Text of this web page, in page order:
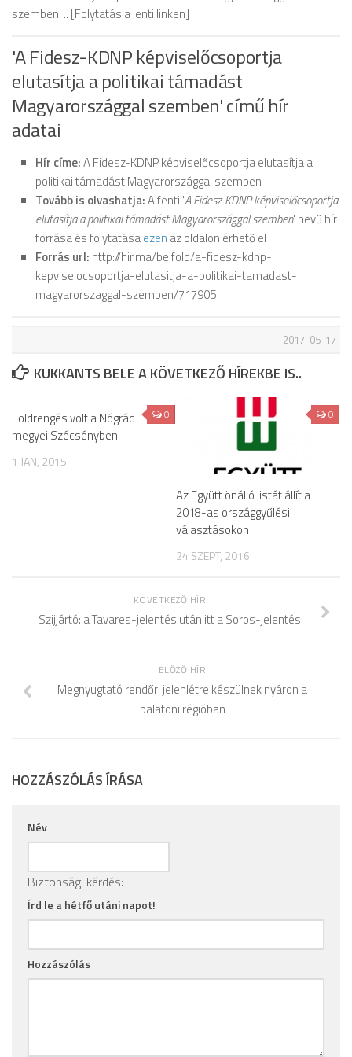
szemben. .. [Folytatás a lenti linken]
'A Fidesz-KDNP képviselőcsoportja
elutasítja a politikai támadást
Magyarországgal szemben' című hír
adatai
Hír címe:A Fidesz-KDNP képviselőcsoportja elutasítja a
politikai támadást Magyarországgal szemben
Tovább is olvashatja:A fenti 'A Fidesz-KDNP képviselőcsoportja
elutasítja a politikai támadást Magyarországgal szemben' nevű hír
forrása és folytatásaezen az oldalon érhető el
Forrás url: http://hir.ma/belfold/a-fidesz-kdnp-
kepviselocsoportja-elutasitja-a-politikai-tamadast-
magyarorszaggal-szemben/717905
2017-05-17
KUKKANTS BELE A KÖVETKEZŐ HÍREKBE IS..
0
Földrengés volt a Nógrád
megyei Szécsényben
1 JAN, 2015
0
Az Együtt önálló listát állít a
2018-as országgyűlési
választásokon
24 SZEPT, 2016
KÖVETKEZŐ HÍR
Szijjártó: a Tavares-jelentés után itt a Soros-jelentés
ELŐZŐ HÍR
Megnyugtató rendőri jelenlétre készülnek nyáron a
balatoni régióban
HOZZÁSZÓLÁS ÍRÁSA
Név
Biztonsági kérdés:
Írd le a hétfő utáni napot!
Hozzászólás